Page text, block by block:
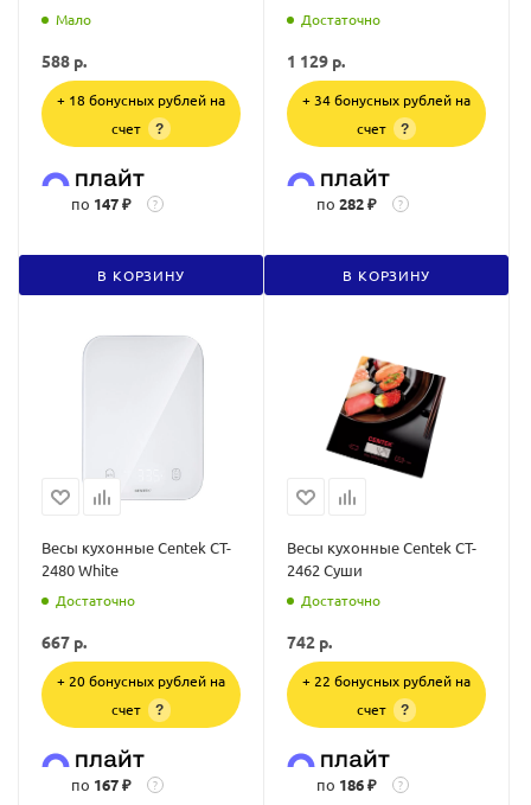
Мало
588 р.
+ 18 бонусных рублей на
счет
?
по 147 ₽ ?
В КОРЗИНУ
Достаточно
1 129 р.
+ 34 бонусных рублей на
счет
?
по 282 ₽ ?
В КОРЗИНУ
Весы кухонные Centek CT-
2480 White
Достаточно
667 р.
+ 20 бонусных рублей на
счет
?
по 167 ₽ ?
Весы кухонные Centek CT-
2462 Суши
Достаточно
742 р.
+ 22 бонусных рублей на
счет
?
по 186 ₽ ?